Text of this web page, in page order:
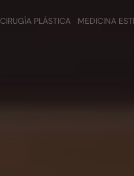
CIRUGÍA PLÁSTICA MEDICINA